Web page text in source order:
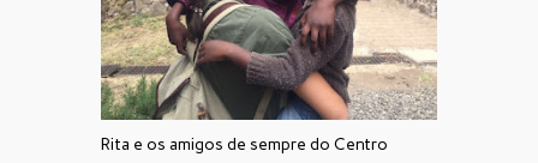
Rita e os amigos de sempre do Centro